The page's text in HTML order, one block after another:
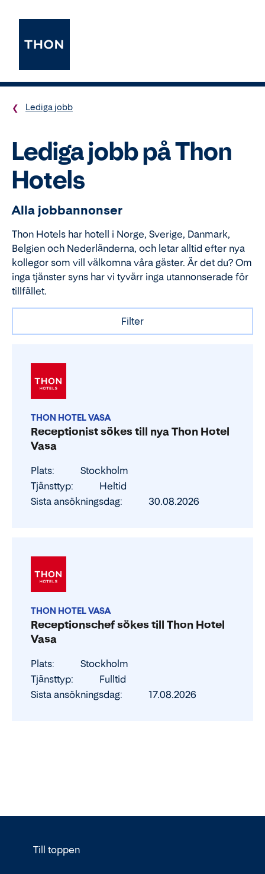
Lediga jobb
Lediga jobb på Thon
Hotels
Alla jobbannonser
Thon Hotels har hotell i Norge, Sverige, Danmark,
Belgien och Nederländerna, och letar alltid efter nya
kollegor som vill välkomna våra gäster. Är det du? Om
inga tjänster syns har vi tyvärr inga utannonserade för
tillfället.
Filter
THON HOTEL VASA
Receptionist sökes till nya Thon Hotel
Vasa
Plats
Stockholm
Tjänsttyp
Heltid
Sista ansökningsdag
30.08.2026
THON HOTEL VASA
Receptionschef sökes till Thon Hotel
Vasa
Plats
Stockholm
Tjänsttyp
Fulltid
Sista ansökningsdag
17.08.2026
Till toppen